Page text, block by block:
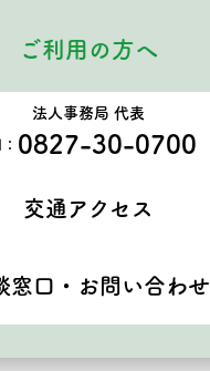
ご利用の方へ
法人事務局 代表
0827-30-0700
交通アクセス
窓口・お問い合わせ